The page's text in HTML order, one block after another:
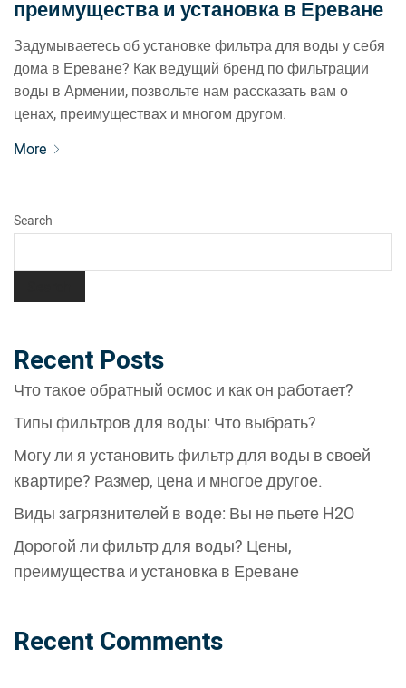
преимущества и установка в Ереване
Задумываетесь об установке фильтра для воды у себя
дома в Ереване? Как ведущий бренд по фильтрации
воды в Армении, позвольте нам рассказать вам о
ценах, преимуществах и многом другом.
More
Search
Recent Posts
Что такое обратный осмос и как он работает?
Типы фильтров для воды: Что выбрать?
Могу ли я установить фильтр для воды в своей
квартире? Размер, цена и многое другое.
Виды загрязнителей в воде: Вы не пьете H2O
Дорогой ли фильтр для воды? Цены,
преимущества и установка в Ереване
Recent Comments